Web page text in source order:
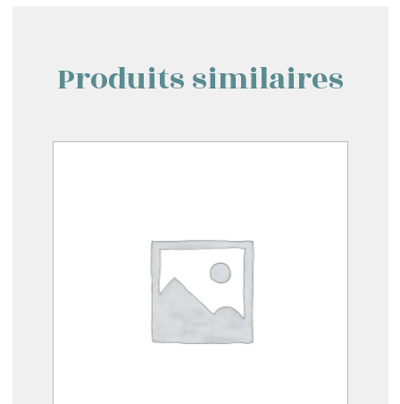
Produits similaires